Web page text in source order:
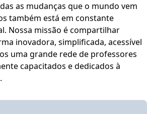
as mudanças que o mundo vem
também está em constante
Nossa missão é compartilhar
inovadora, simplificada, acessível
capacitados e dedicados à